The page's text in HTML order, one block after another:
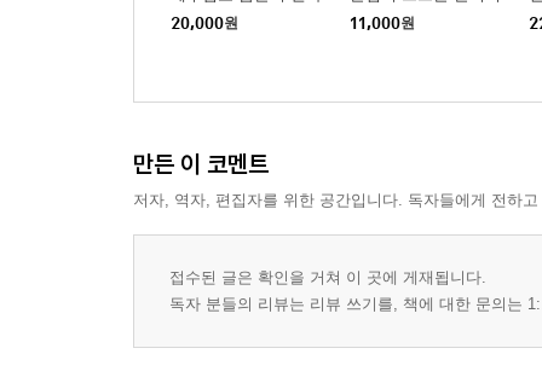
PAYUNG FANTASI 파융 판타시 / 49
It’s a Beautiful Life 잇츠 어 뷰티풀 라이프 / 56
Stand By Me 스탠 바이 미 / 58
Wings To Fly 윙스 투 플라이 / 59
Sexy Eyes 섹시아이 / 60
Gucci 구찌 / 62
20,000원 11,000원
만든 이 코멘트
저자, 역자, 편집자를 위한 공간입니다. 독자들에게 전하
접수된 글은 확인을 거쳐 이 곳에 게재됩니다.
독자 분들의 리뷰는 리뷰 쓰기를, 책에 대한 문의는